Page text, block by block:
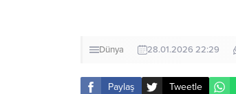
Dünya 28.01.2026 22:29
Paylaş Tweetle